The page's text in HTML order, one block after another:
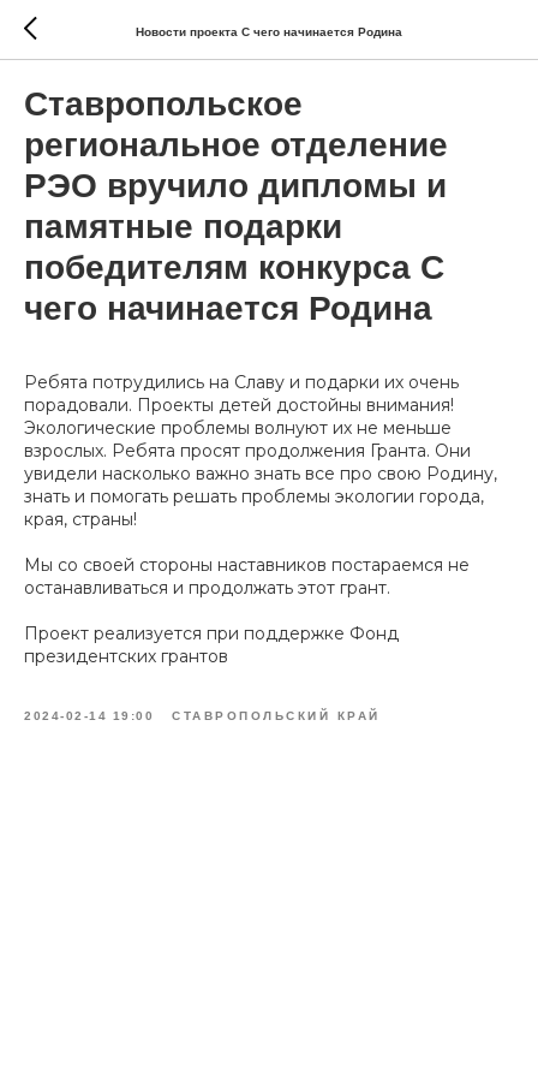
Новости проекта С чего начинается Родина
Ставропольское
региональное отделение
РЭО вручило дипломы и
памятные подарки
победителям конкурса С
чего начинается Родина
Ребята потрудились на Славу и подарки их очень
порадовали. Проекты детей достойны внимания!
Экологические проблемы волнуют их не меньше
взрослых. Ребята просят продолжения Гранта. Они
увидели насколько важно знать все про свою Родину,
знать и помогать решать проблемы экологии города,
края, страны!
Мы со своей стороны наставников постараемся не
останавливаться и продолжать этот грант.
Проект реализуется при поддержке Фонд
президентских грантов
2024-02-14 19:00 СТАВРОПОЛЬСКИЙ КРАЙ